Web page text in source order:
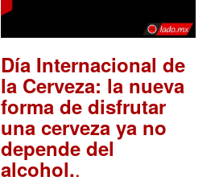
Día Internacional de
la Cerveza: la nueva
forma de disfrutar
una cerveza ya no
depende del
alcohol..